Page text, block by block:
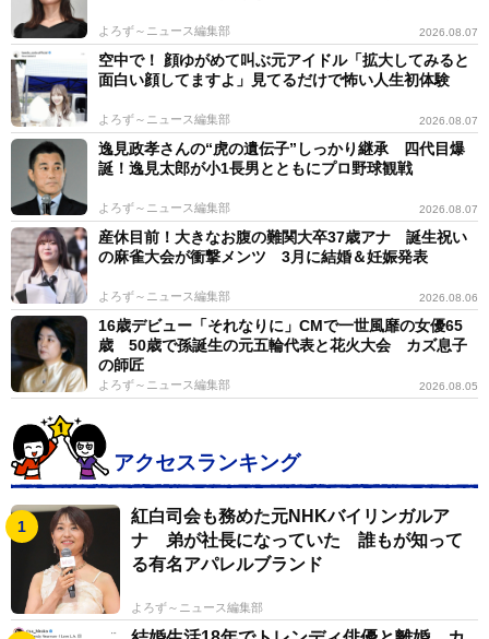
よろず～ニュース編集部 2026.08.07
空中で！ 顔ゆがめて叫ぶ元アイドル「拡大してみると
面白い顔してますよ」見てるだけで怖い人生初体験
よろず～ニュース編集部 2026.08.07
逸見政孝さんの“虎の遺伝子”しっかり継承 四代目爆
誕！逸見太郎が小1長男とともにプロ野球観戦
よろず～ニュース編集部 2026.08.07
産休目前！大きなお腹の難関大卒37歳アナ 誕生祝い
の麻雀大会が衝撃メンツ 3月に結婚＆妊娠発表
よろず～ニュース編集部 2026.08.06
16歳デビュー「それなりに」CMで一世風靡の女優65
歳 50歳で孫誕生の元五輪代表と花火大会 カズ息子
の師匠
よろず～ニュース編集部 2026.08.05
アクセスランキング
紅白司会も務めた元NHKバイリンガルア
ナ 弟が社長になっていた 誰もが知って
る有名アパレルブランド
よろず～ニュース編集部